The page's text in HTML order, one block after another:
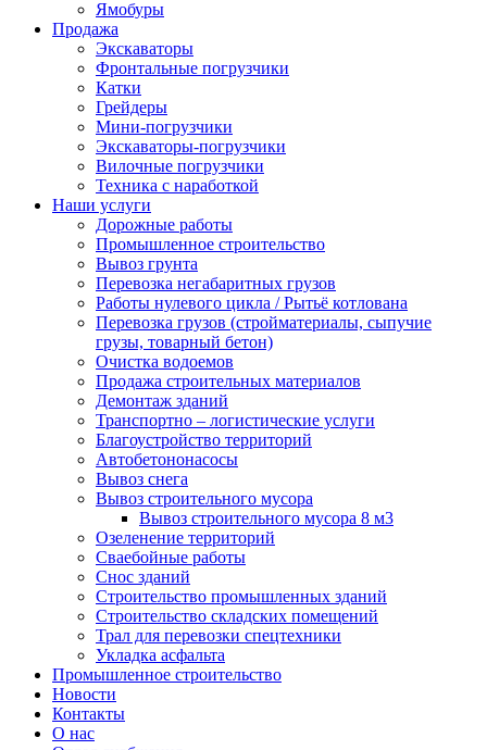
Ямобуры
Продажа
Экскаваторы
Фронтальные погрузчики
Катки
Грейдеры
Мини-погрузчики
Экскаваторы-погрузчики
Вилочные погрузчики
Техника с наработкой
Наши услуги
Дорожные работы
Промышленное строительство
Вывоз грунта
Перевозка негабаритных грузов
Работы нулевого цикла / Рытьё котлована
Перевозка грузов (стройматериалы, сыпучие
грузы, товарный бетон)
Очистка водоемов
Продажа строительных материалов
Демонтаж зданий
Транспортно – логистические услуги
Благоустройство территорий
Автобетононасосы
Вывоз снега
Вывоз строительного мусора
Вывоз строительного мусора 8 м3
Озеленение территорий
Сваебойные работы
Снос зданий
Строительство промышленных зданий
Строительство складских помещений
Трал для перевозки спецтехники
Укладка асфальта
Промышленное строительство
Новости
Контакты
О нас